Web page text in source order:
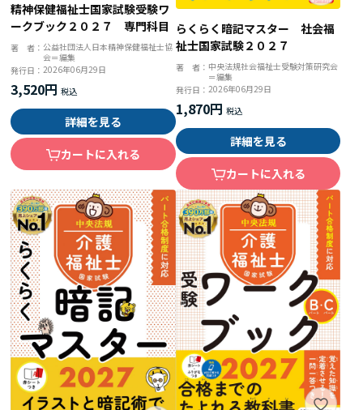
精神保健福祉士国家試験受験ワ
ークブック２０２７ 専門科目
著 者：公益社団法人日本精神保健福祉士協
会＝編集
発行日：2026年06月29日
3,520円
詳細を見る
カートに入れる
らくらく暗記マスター 社会福
祉士国家試験２０２７
著 者： 中央法規社会福祉士受験対策研究会
＝編集
発行日： 2026年06月29日
1,870円
詳細を見る
カートに入れる